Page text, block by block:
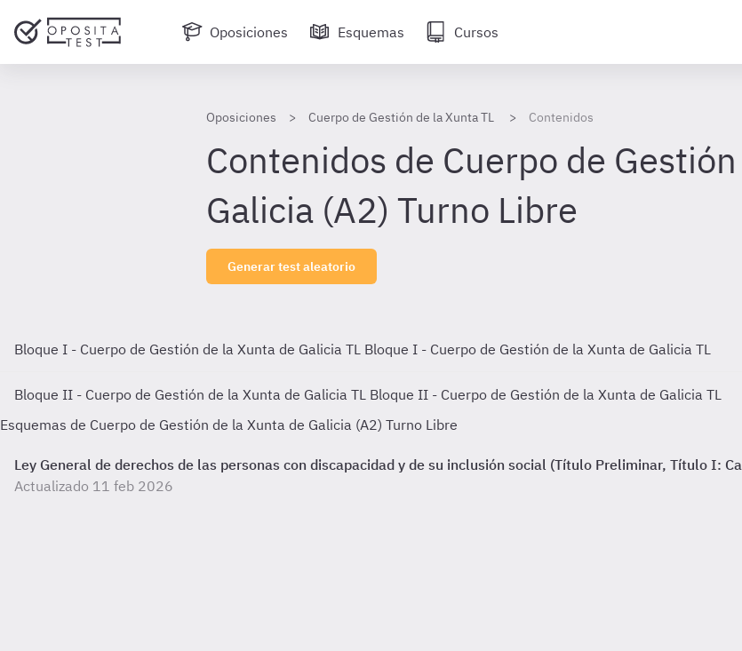
Oposiciones Esquemas Cursos
Oposiciones Cuerpo de Gestión de la Xunta TL Contenidos
Contenidos de Cuerpo de
Galicia (A2) Turno Libre
Generar test aleatorio
Bloque I - Cuerpo de Gestión de la Xunta de Galicia TL Bloque I - Cuerpo de Gestión de la Xunta de Galicia TL
Bloque II - Cuerpo de Gestión de la Xunta de Galicia TL Bloque II - Cuerpo de Gestión de la Xunta de Galicia TL
Esquemas de Cuerpo de Gestión de la Xunta de Galicia (A2) Turno Libre
Ley General de derechos de las personas con discapacidad y de su inclusión social (Título Preliminar, Título I:
Actualizado 11 feb 2026